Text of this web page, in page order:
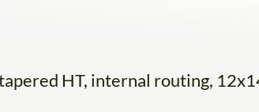
HT, internal routing,